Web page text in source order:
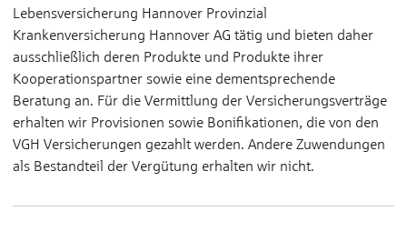
Lebensversicherung Hannover Provinzial
Krankenversicherung Hannover AG tätig und bieten daher
ausschließlich deren Produkte und Produkte ihrer
Kooperationspartner sowie eine dementsprechende
Beratung an. Für die Vermittlung der Versicherungsverträge
erhalten wir Provisionen sowie Bonifikationen, die von den
VGH Versicherungen gezahlt werden. Andere Zuwendungen
als Bestandteil der Vergütung erhalten wir nicht.